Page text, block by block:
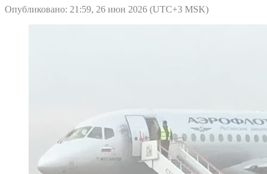
Опубликовано: 21:59, 26 июн 2026 (UTC+3 MSK)